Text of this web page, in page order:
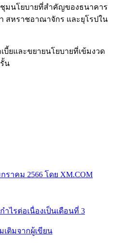
มนโยบายที่สำคัญของธนาคาร
สหราชอาณาจักร และยุโรปใน
ยและขยายนโยบายที่เข้มงวด
น
ราคม 2566 โดย XM.COM
ไรต่อเนื่องเป็นเดือนที่ 3
เติมจากผู้เขียน